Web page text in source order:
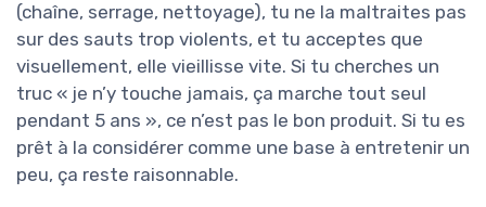
(chaîne, serrage, nettoyage), tu ne la maltraites pas
sur des sauts trop violents, et tu acceptes que
visuellement, elle vieillisse vite. Si tu cherches un
truc « je n’y touche jamais, ça marche tout seul
pendant 5 ans », ce n’est pas le bon produit. Si tu es
prêt à la considérer comme une base à entretenir un
peu, ça reste raisonnable.